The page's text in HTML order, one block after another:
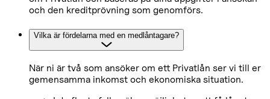
och den kreditprövning som genomförs.
Vilka är fördelarna med en medlåntagare?
När ni är två som ansöker om ett Privatlån ser vi till er
gemensamma inkomst och ekonomiska situation.